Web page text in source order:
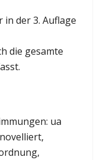
der 3. Auflage
die gesamte
ua